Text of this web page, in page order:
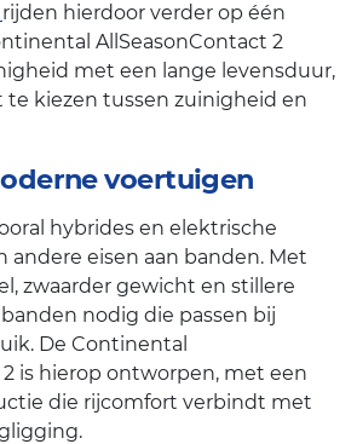
rijden hierdoor verder op één
AllSeasonContact 2
met een lange levensduur,
te kiezen tussen zuinigheid en
voertuigen
hybrides en elektrische
andere eisen aan banden. Met
zwaarder gewicht en stillere
nodig die passen bij
De Continental
is hierop ontworpen, met een
die rijcomfort verbindt met